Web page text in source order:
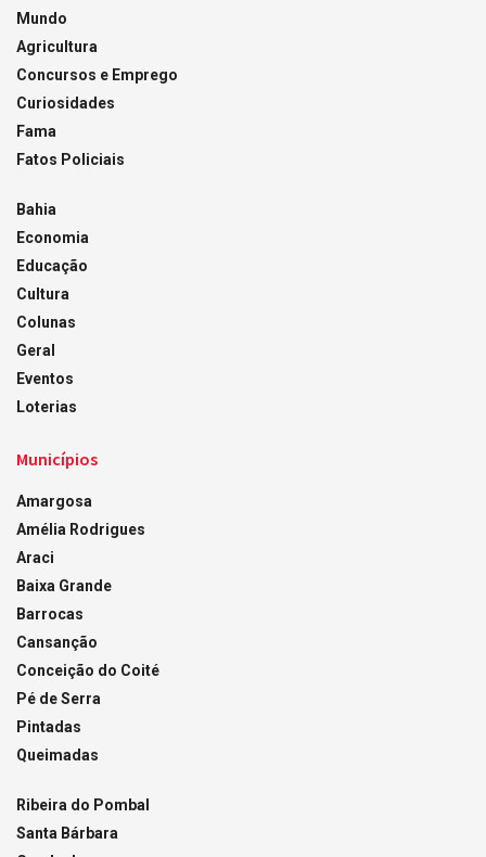
Mundo
Agricultura
Concursos e Emprego
Curiosidades
Fama
Fatos Policiais
Bahia
Economia
Educação
Cultura
Colunas
Geral
Eventos
Loterias
Municípios
Amargosa
Amélia Rodrigues
Araci
Baixa Grande
Barrocas
Cansanção
Conceição do Coité
Pé de Serra
Pintadas
Queimadas
Ribeira do Pombal
Santa Bárbara